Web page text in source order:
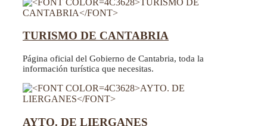
TURISMO DE CANTABRIA
Página oficial del Gobierno de Cantabria, toda la
información turística que necesitas.
AYTO. DE LIERGANES